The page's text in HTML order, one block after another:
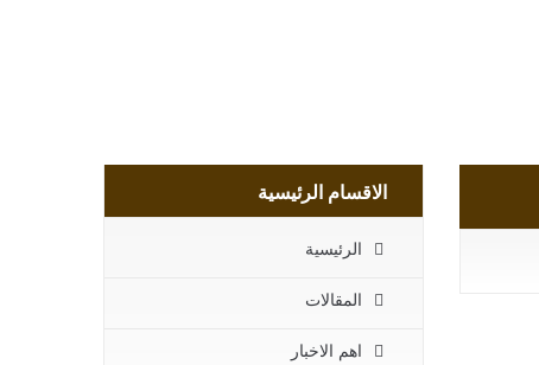
الاقسام الرئيسية
الرئيسية
المقالات
اهم الاخبار